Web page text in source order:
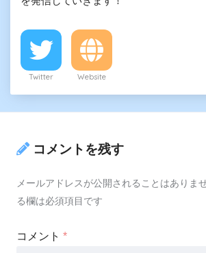
Twitter Website
コメントを残す
メールアドレスが公開されることはありませ
る欄は必須項目です
コメント *